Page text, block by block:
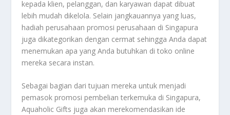
kepada klien, pelanggan, dan karyawan dapat dibuat
lebih mudah dikelola. Selain jangkauannya yang luas,
hadiah perusahaan promosi perusahaan di Singapura
juga dikategorikan dengan cermat sehingga Anda dapat
menemukan apa yang Anda butuhkan di toko online
mereka secara instan.
Sebagai bagian dari tujuan mereka untuk menjadi
pemasok promosi pembelian terkemuka di Singapura,
Aquaholic Gifts juga akan merekomendasikan ide